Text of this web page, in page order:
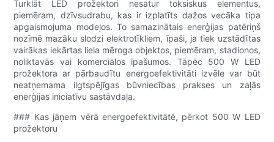
Turklāt LED prožektori nesatur toksiskus elementus,
piemēram, dzīvsudrabu, kas ir izplatīts dažos vecāka tipa
apgaismojuma modeļos. To samazinātais enerģijas patēriņš
nozīmē mazāku slodzi elektrotīkliem, īpaši, ja tiek uzstādītas
vairākas iekārtas liela mēroga objektos, piemēram, stadionos,
noliktavās vai komerciālos īpašumos. Tāpēc 500 W LED
prožektora ar pārbaudītu energoefektivitāti izvēle var būt
neatņemama ilgtspējīgas būvniecības prakses un zaļās
enerģijas iniciatīvu sastāvdaļa.
### Kas jāņem vērā energoefektivitātē, pērkot 500 W LED
prožektoru